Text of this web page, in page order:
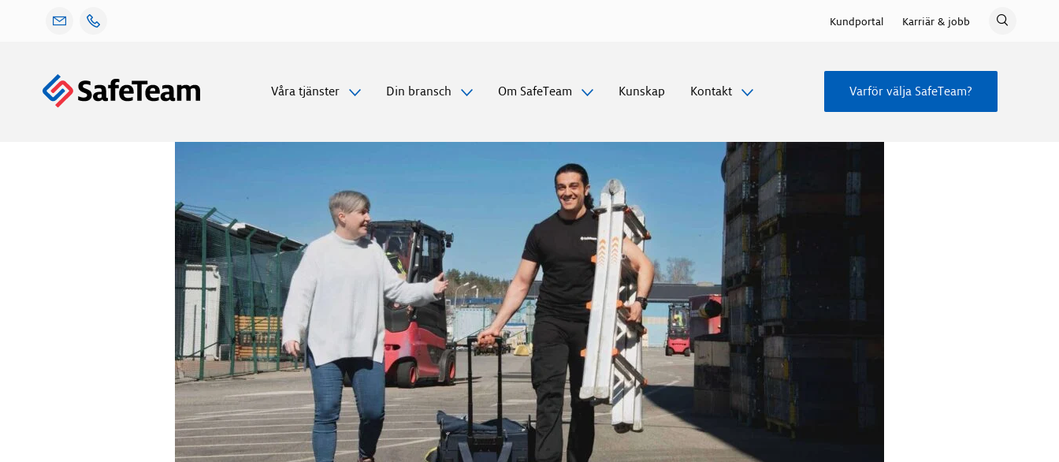
Kundportal Karriär & jobb
GåVåra tjänster Din bransch Om SafeTeam Kunskap Kontakt Varför välja SafeTeam?